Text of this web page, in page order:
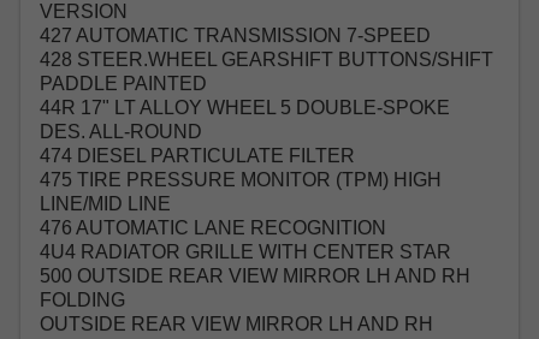
VERSION
427 AUTOMATIC TRANSMISSION 7-SPEED
428 STEER.WHEEL GEARSHIFT BUTTONS/SHIFT
PADDLE PAINTED
44R 17" LT ALLOY WHEEL 5 DOUBLE-SPOKE
DES. ALL-ROUND
474 DIESEL PARTICULATE FILTER
475 TIRE PRESSURE MONITOR (TPM) HIGH
LINE/MID LINE
476 AUTOMATIC LANE RECOGNITION
4U4 RADIATOR GRILLE WITH CENTER STAR
500 OUTSIDE REAR VIEW MIRROR LH AND RH
FOLDING
OUTSIDE REAR VIEW MIRROR LH AND RH